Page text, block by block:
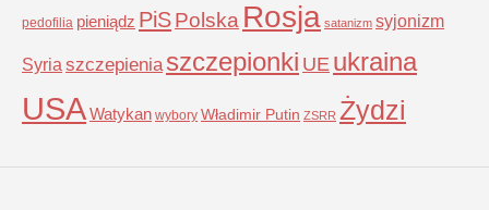
pedofilia pieniądz PiSPolska Rosja satanizm syjonizm
Syria szczepienia szczepionki UE ukraina
USAWatykan wybory Władimir Putin ZSRR Żydzi